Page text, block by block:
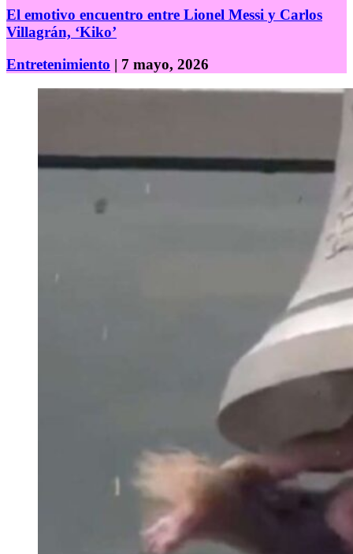
El emotivo encuentro entre Lionel Messi y Carlos
Villagrán, ‘Kiko’
Entretenimiento | 7 mayo, 2026